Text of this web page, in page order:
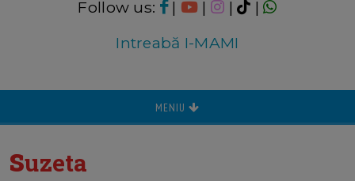
Follow us: | | |
|
Intreabă I-MAMI
MENIU
suzeta